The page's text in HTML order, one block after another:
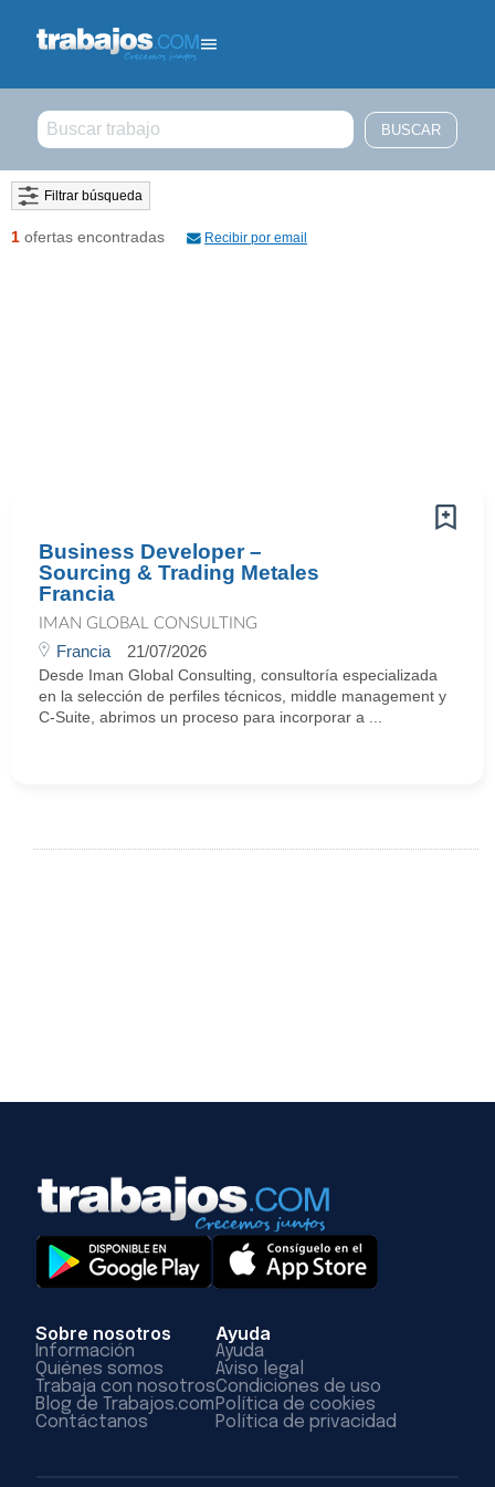
Filtrar búsqueda
1 ofertas encontradas Recibir por email
Business Developer –
Sourcing & Trading Metales
Francia
IMAN GLOBAL CONSULTING
Francia 21/07/2026
Desde Iman Global Consulting, consultoría especializada
en la selección de perfiles técnicos, middle management y
C-Suite, abrimos un proceso para incorporar a ...
Sobre nosotros
Información
Quiénes somos
Trabaja con nosotros
Blog de Trabajos.com
Contáctanos
Ayuda
Ayuda
Aviso legal
Condiciones de uso
Política de cookies
Política de privacidad